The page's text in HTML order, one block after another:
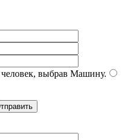
выбрав Машину.